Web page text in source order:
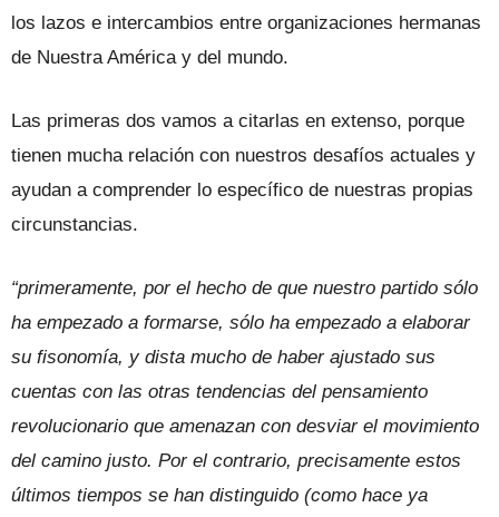
los lazos e intercambios entre organizaciones hermanas
de Nuestra América y del mundo.
Las primeras dos vamos a citarlas en extenso, porque
tienen mucha relación con nuestros desafíos actuales y
ayudan a comprender lo específico de nuestras propias
circunstancias.
“primeramente, por el hecho de que nuestro partido sólo
ha empezado a formarse, sólo ha empezado a elaborar
su fisonomía, y dista mucho de haber ajustado sus
cuentas con las otras tendencias del pensamiento
revolucionario que amenazan con desviar el movimiento
del camino justo. Por el contrario, precisamente estos
últimos tiempos se han distinguido (como hace ya